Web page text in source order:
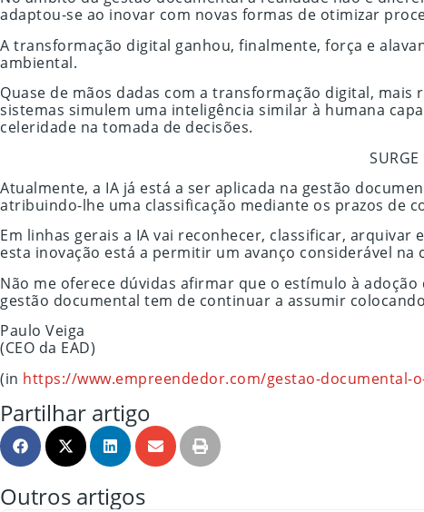
adaptou-se ao inovar com novas formas de otimizar
A transformação digital ganhou, finalmente, força e
ambiental.
Quase de mãos dadas com a transformação digital,
sistemas simulem uma inteligência similar à humana
celeridade na tomada de decisões.
Atualmente, a IA já está a ser aplicada na gestão
atribuindo-lhe uma classificação mediante os prazos de
Em linhas gerais a IA vai reconhecer, classificar,
esta inovação está a permitir um avanço considerável
Não me oferece dúvidas afirmar que o estímulo à
gestão documental tem de continuar a assumir
Paulo Veiga
(CEO da EAD)
(in https://www.empreendedor.com/gestao-documental-
Partilhar artigo
Outros artigos